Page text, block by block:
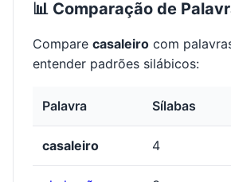
📊 Comparação de
Compare casaleiro com
entender padrões silábicos:
Palavra Sílabas
casaleiro 4